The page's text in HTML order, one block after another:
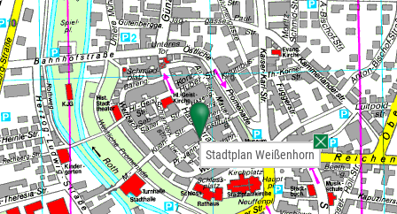
Stadtplan Weißenhorn